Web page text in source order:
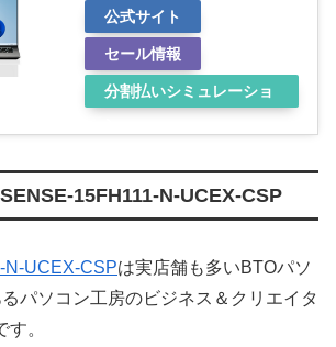
公式サイト
セール情報
分割払いシミュレーショ
15FH111-N-UCEX-CSP
N-UCEX-CSPは実店舗も多いBTOパソ
パソコン工房のビジネス＆クリエイタ
。